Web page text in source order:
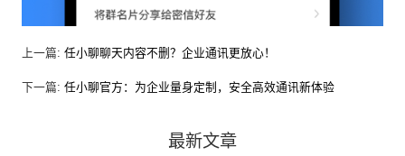
上一篇: 任小聊聊天内容不删？企业通讯更放心！
下一篇: 任小聊官方：为企业量身定制，安全高效通讯新体验
最新文章